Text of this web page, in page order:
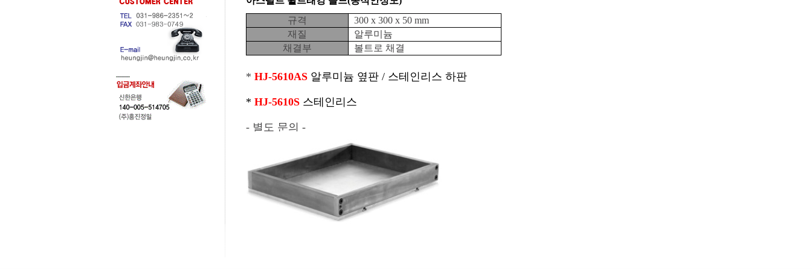
규격
300 x 300 x 50 mm
재질
알루미늄
채결부
볼트로 채결
* HJ-5610AS 알루미늄 옆판 / 스테인리스 하판
* HJ-5610S 스테인리스
- 별도 문의 -